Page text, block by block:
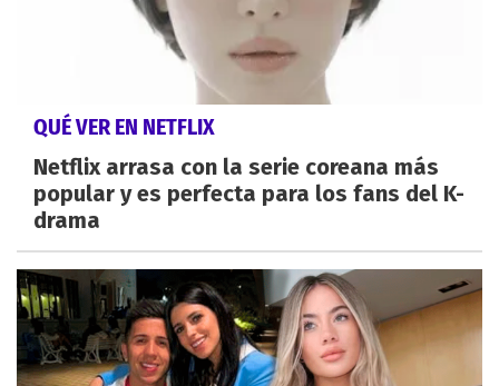
QUÉ VER EN NETFLIX
Netflix arrasa con la serie coreana más
popular y es perfecta para los fans del K-
drama